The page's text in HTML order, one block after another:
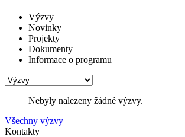
Výzvy
Novinky
Projekty
Dokumenty
Informace o programu
Nebyly nalezeny žádné výzvy.
Všechny výzvy
Kontakty